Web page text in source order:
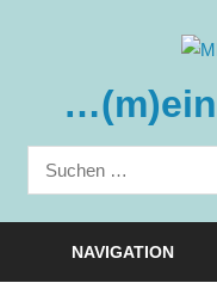
Suchen
nach:
NAVIGATION